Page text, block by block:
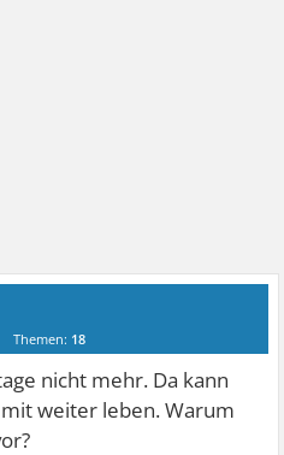
Themen: 18
nicht mehr. Da kann
weiter leben. Warum